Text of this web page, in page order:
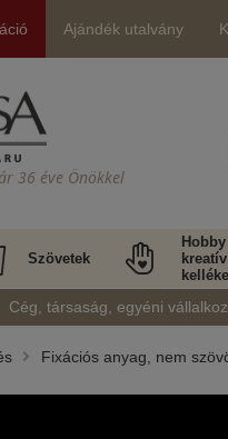
Ajándék utalvány
36 éve Önökkel
Szövetek
Hobby
kreatív
Cég, társaság, egyéni
Fixációs anyag, nem